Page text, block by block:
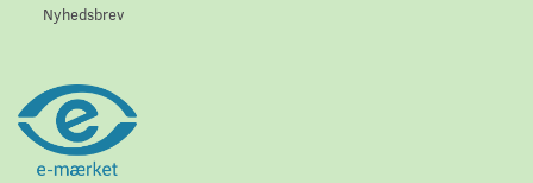
Nyhedsbrev